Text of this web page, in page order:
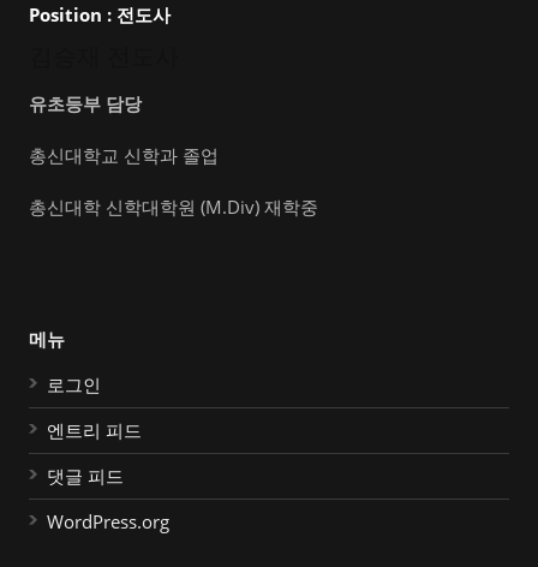
Position : 전도사
유초등부 담당
총신대학교 신학과 졸업
총신대학 신학대학원 (M.Div) 재학중
메뉴
로그인
엔트리 피드
댓글 피드
WordPress.org